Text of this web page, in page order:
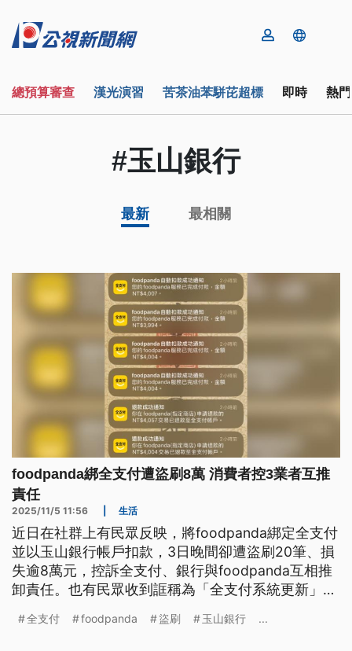
總預算審查 漢光演習 苦茶油苯駢芘超標 即時 熱
#玉山銀行
最新 最相關
foodpanda綁全支付遭盜刷8萬 消費者控3業者互推
責任
2025/11/5 11:56 生活
近日在社群上有民眾反映，將foodpanda綁定全支付
並以玉山銀行帳戶扣款，3日晚間卻遭盜刷20筆、損
失逾8萬元，控訴全支付、銀行與foodpanda互相推
卸責任。也有民眾收到誆稱為「全支付系統更新」的
應，民眾如發現異常交易，可聯繫發卡銀行或全支付
全支付 foodpanda 盜刷 玉山銀行 ...